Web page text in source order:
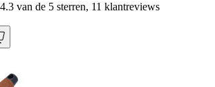
van de 5 sterren, 11 klantreviews